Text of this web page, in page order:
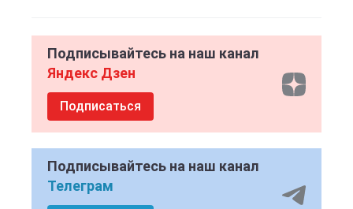
Подписывайтесь на наш канал
Яндекс Дзен
Подписаться
Подписывайтесь на наш канал
Телеграм